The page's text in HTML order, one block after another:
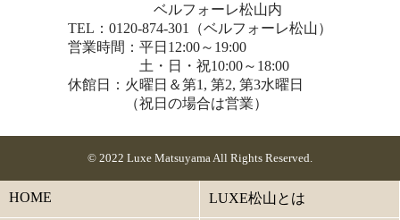
ベルフォーレ松山内
TEL：0120-874-301（ベルフォーレ松山）
営業時間：平日12:00～19:00
土・日・祝10:00～18:00
休館日：火曜日＆第1, 第2, 第3水曜日
（祝日の場合は営業）
© 2022 Luxe Matsuyama All Rights Reserved.
HOME LUXE松山とは